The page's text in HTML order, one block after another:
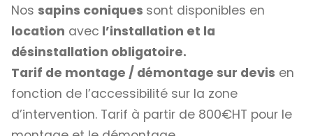
Nos sapins coniques sont disponibles en
location avec l’installation et la
désinstallation obligatoire.
Tarif de montage / démontage sur devis en
fonction de l’accessibilité sur la zone
d’intervention. Tarif à partir de 800€HT pour le